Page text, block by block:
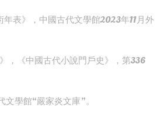
表》，中國古代文學館2023年11月外
，《中國古代小說門戶史》，第336
文學館“嚴家炎文庫”。